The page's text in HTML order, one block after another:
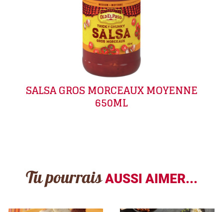
SALSA GROS MORCEAUX MOYENNE
650ML
Tu pourrais AUSSI AIMER...